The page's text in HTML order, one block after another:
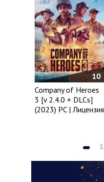
10
Company of Heroes
3 [v 2.4.0 + DLCs]
(2023) PC | Лицензия
1